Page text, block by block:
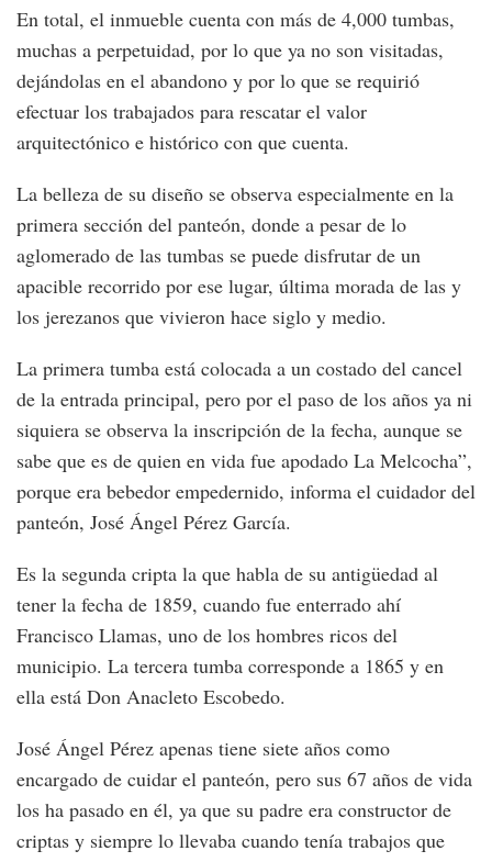
En total, el inmueble cuenta con más de 4,000 tumbas,
muchas a perpetuidad, por lo que ya no son visitadas,
dejándolas en el abandono y por lo que se requirió
efectuar los trabajados para rescatar el valor
arquitectónico e histórico con que cuenta.
La belleza de su diseño se observa especialmente en la
primera sección del panteón, donde a pesar de lo
aglomerado de las tumbas se puede disfrutar de un
apacible recorrido por ese lugar, última morada de las y
los jerezanos que vivieron hace siglo y medio.
La primera tumba está colocada a un costado del cancel
de la entrada principal, pero por el paso de los años ya ni
siquiera se observa la inscripción de la fecha, aunque se
sabe que es de quien en vida fue apodado La Melcocha”,
porque era bebedor empedernido, informa el cuidador del
panteón, José Ángel Pérez García.
Es la segunda cripta la que habla de su antigüedad al
tener la fecha de 1859, cuando fue enterrado ahí
Francisco Llamas, uno de los hombres ricos del
municipio. La tercera tumba corresponde a 1865 y en
ella está Don Anacleto Escobedo.
José Ángel Pérez apenas tiene siete años como
encargado de cuidar el panteón, pero sus 67 años de vida
los ha pasado en él, ya que su padre era constructor de
criptas y siempre lo llevaba cuando tenía trabajos que